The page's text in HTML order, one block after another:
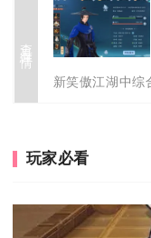
查看详情
玩家必看